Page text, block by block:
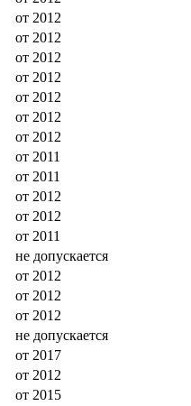
от 2012
от 2012
от 2012
от 2012
от 2012
от 2012
от 2012
от 2011
от 2011
от 2012
от 2012
от 2011
не допускается
от 2012
от 2012
от 2012
не допускается
от 2017
от 2012
от 2015